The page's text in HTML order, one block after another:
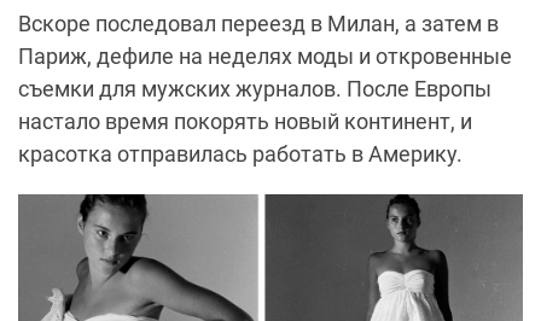
Вскоре последовал переезд в Милан, а затем в
Париж, дефиле на неделях моды и откровенные
съемки для мужских журналов. После Европы
настало время покорять новый континент, и
красотка отправилась работать в Америку.